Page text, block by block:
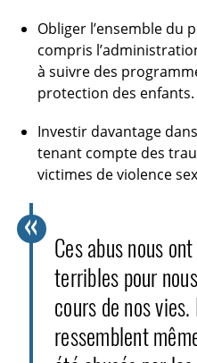
Obliger l’ensemble du
compris
à suivre des
protection des enfants.
Investir davantage
tenant compte des
victimes de violence
Ces abus nous
terribles pour
cours de nos
ressemblent